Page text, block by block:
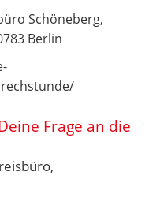
Schöneberg,
Berlin
Frage an die